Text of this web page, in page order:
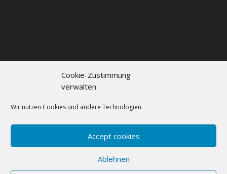
Cookie-Zustimmung
verwalten
Wir nutzen Cookies und andere Technologien.
Accept cookies
Ablehnen
Kontakt
Datenschutzerklärung
Cookie policy (EU)
Elegant Themes
WordPress